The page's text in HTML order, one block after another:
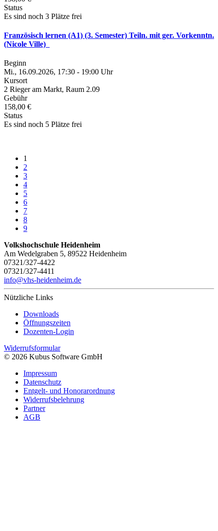
Status
Es sind noch 3 Plätze frei
Französisch lernen (A1) (3. Semester) Teiln. mit ger. Vorkenntn.
(Nicole Ville)
Beginn
Mi., 16.09.2026, 17:30 - 19:00 Uhr
Kursort
2 Rieger am Markt, Raum 2.09
Gebühr
158,00 €
Status
Es sind noch 5 Plätze frei
1
2
3
4
5
6
7
8
9
Volkshochschule Heidenheim
Am Wedelgraben 5, 89522 Heidenheim
07321/327-4422
07321/327-4411
info@vhs-heidenheim.de
Nützliche Links
Downloads
Öffnungszeiten
Dozenten-Login
Widerrufsformular
© 2026 Kubus Software GmbH
Impressum
Datenschutz
Entgelt- und Honorarordnung
Widerrufsbelehrung
Partner
AGB